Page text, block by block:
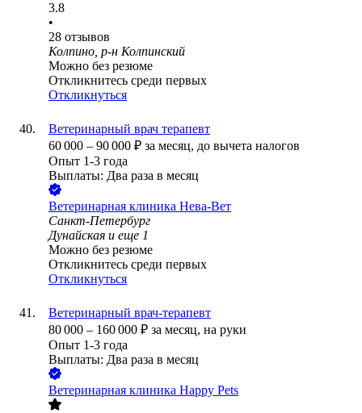
3.8
•
28 отзывов
Колпино, р-н Колпинский
Можно без резюме
Откликнитесь среди первых
Откликнуться
Ветеринарный врач терапевт
60 000 – 90 000 ₽ за месяц, до вычета налогов
Опыт 1-3 года
Выплаты: Два раза в месяц
Ветеринарная клиника Нева-Вет
Санкт-Петербург
Дунайская и еще 1
Можно без резюме
Откликнитесь среди первых
Откликнуться
Ветеринарный врач-терапевт
80 000 – 160 000 ₽ за месяц, на руки
Опыт 1-3 года
Выплаты: Два раза в месяц
Ветеринарная клиника Happy Pets